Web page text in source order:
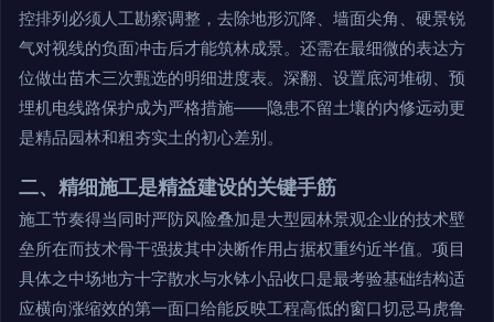
控排列必须人工勘察调整，去除地形沉降、墙面尖角、硬景锐
气对视线的负面冲击后才能筑林成景。还需在最细微的表达方
位做出苗木三次甄选的明细进度表。深翻、设置底河堆砌、预
埋机电线路保护成为严格措施——隐患不留土壤的内修远动更
是精品园林和粗夯实土的初心差别。
二、精细施工是精益建设的关键手筋
施工节奏得当同时严防风险叠加是大型园林景观企业的技术壁
垒所在而技术骨干强拔其中决断作用占据权重约近半值。项目
具体之中场地方十字散水与水钵小品收口是最考验基础结构适
应横向涨缩效的第一面口给能反映工程高低的窗口切忌马虎鲁